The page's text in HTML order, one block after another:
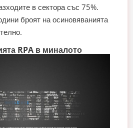
в сектора със 75%.
броят на осиновяванията
RPA в миналото